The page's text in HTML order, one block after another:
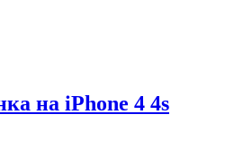
на iPhone 4 4s